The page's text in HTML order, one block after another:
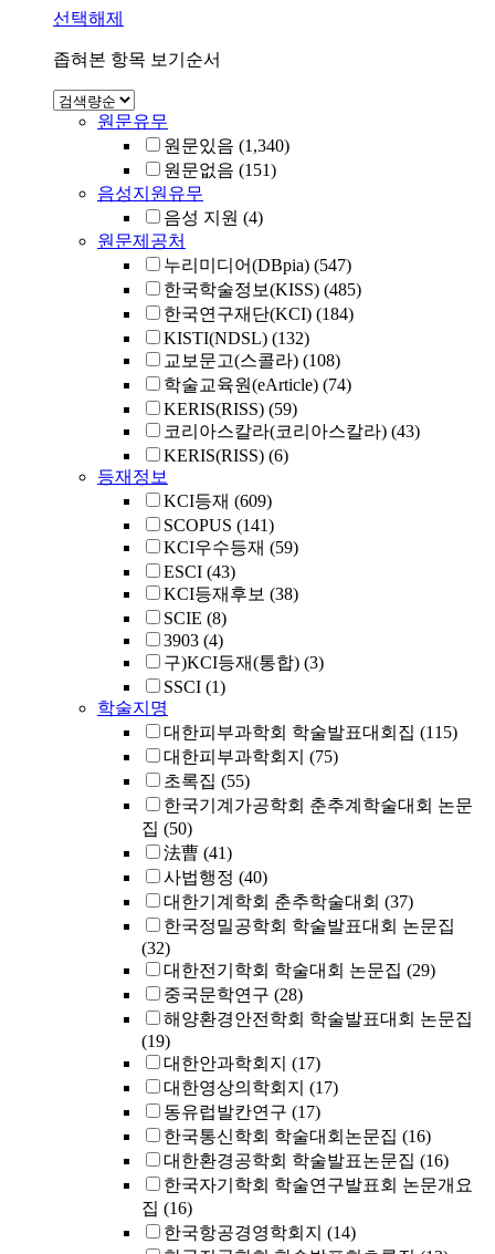
선택해제
좁혀본 항목 보기순서
원문유무
원문있음 (1,340)
원문없음 (151)
음성지원유무
음성 지원 (4)
원문제공처
누리미디어(DBpia) (547)
한국학술정보(KISS) (485)
한국연구재단(KCI) (184)
KISTI(NDSL) (132)
교보문고(스콜라) (108)
학술교육원(eArticle) (74)
KERIS(RISS) (59)
코리아스칼라(코리아스칼라) (43)
KERIS(RISS) (6)
등재정보
KCI등재 (609)
SCOPUS (141)
KCI우수등재 (59)
ESCI (43)
KCI등재후보 (38)
SCIE (8)
3903 (4)
구)KCI등재(통합) (3)
SSCI (1)
학술지명
대한피부과학회 학술발표대회집 (115)
대한피부과학회지 (75)
초록집 (55)
한국기계가공학회 춘추계학술대회 논문
집 (50)
法曹 (41)
사법행정 (40)
대한기계학회 춘추학술대회 (37)
한국정밀공학회 학술발표대회 논문집
(32)
대한전기학회 학술대회 논문집 (29)
중국문학연구 (28)
해양환경안전학회 학술발표대회 논문집
(19)
대한안과학회지 (17)
대한영상의학회지 (17)
동유럽발칸연구 (17)
한국통신학회 학술대회논문집 (16)
대한환경공학회 학술발표논문집 (16)
한국자기학회 학술연구발표회 논문개요
집 (16)
한국항공경영학회지 (14)